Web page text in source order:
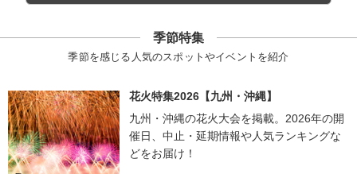
季節特集
季節を感じる人気のスポットやイベントを紹介
花火特集2026【九州・沖縄】
九州・沖縄の花火大会を掲載。2026年の開
催日、中止・延期情報や人気ランキングな
どをお届け！